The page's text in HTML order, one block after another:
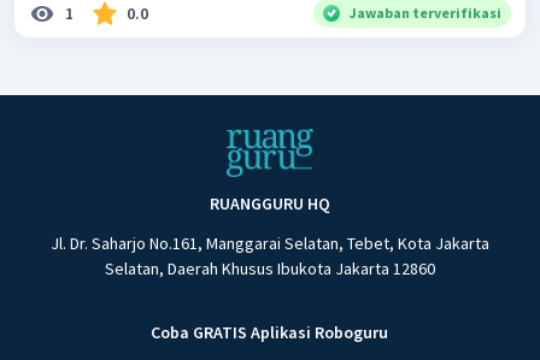
1 0.0 Jawaban terverifikasi
RUANGGURU HQ
Jl. Dr. Saharjo No.161, Manggarai Selatan, Tebet, Kota Jakarta
Selatan, Daerah Khusus Ibukota Jakarta 12860
Coba GRATIS Aplikasi Roboguru